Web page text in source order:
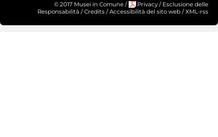
© 2017 Musei in Comune / Privacy / Esclusione delle
Responsabilità /Credits /Accessibilità del sito web /XML-rss